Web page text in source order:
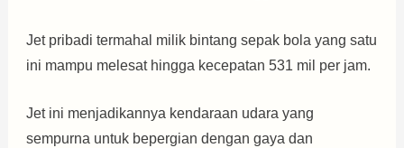
Jet pribadi termahal milik bintang sepak bola yang satu
ini mampu melesat hingga kecepatan 531 mil per jam.
Jet ini menjadikannya kendaraan udara yang
sempurna untuk bepergian dengan gaya dan